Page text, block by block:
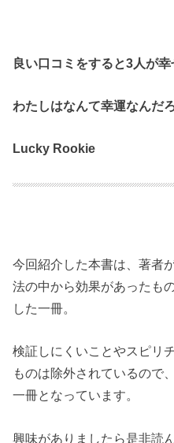
良い口コミをすると3人が幸
わたしはなんて幸運なんだろ
Lucky Rookie
今回紹介した本書は、著者
法の中から効果があったも
した一冊。
検証しにくいことやスピリ
ものは除外されているので
一冊となっています。
興味がありましたら是非読